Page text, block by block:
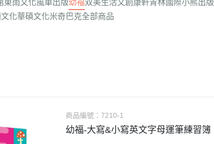
東雨文化風車出版幼福双美生活文創 康軒青林國際小熊出版
化華碩文化米奇巴克全部商品
商品編號：7210-1
幼福-大寫&小寫英文字母運筆練習簿